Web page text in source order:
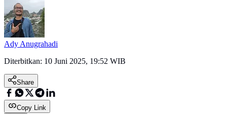
Ady Anugrahadi
Diterbitkan: 10 Juni 2025, 19:52 WIB
Share
Copy Link